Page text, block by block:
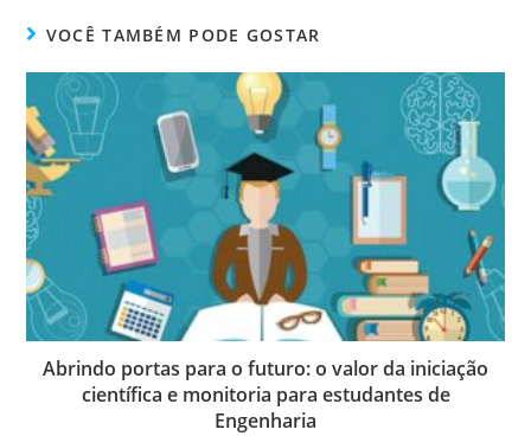
VOCÊ TAMBÉM PODE GOSTAR
Abrindo portas para o futuro: o valor da iniciação
científica e monitoria para estudantes de
Engenharia